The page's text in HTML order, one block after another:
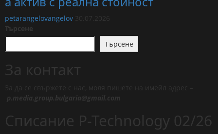
petarangelovangelov 30.07.2026
Търсене
Търсене
За контакт
За да се свържете с нас, моля пишете на имейл адрес –
p.media.group.bulgaria@gmail.com
Списание P-Technology 02/26